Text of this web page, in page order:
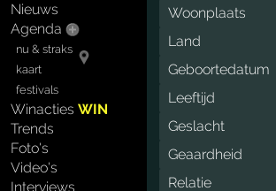
Nieuws
Agenda
nu & straks
kaart
festivals
WinactiesWIN
Trends
Foto's
Video's
Interviews
Woonplaats
Land
Geboortedatum
Leeftijd
Geslacht
Geaardheid
Relatie